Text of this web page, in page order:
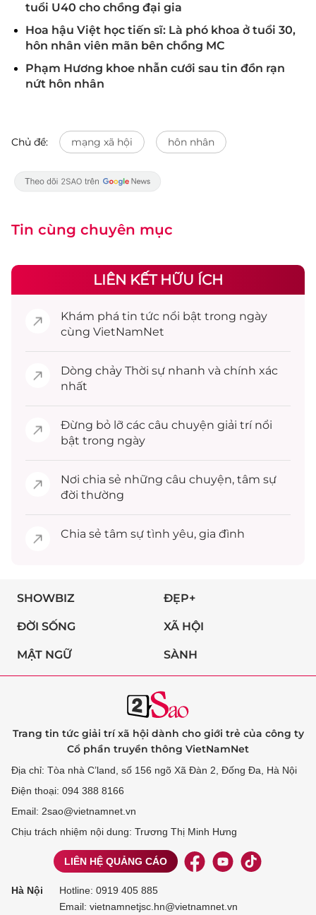
tuổi U40 cho chồng đại gia
Hoa hậu Việt học tiến sĩ: Là phó khoa ở tuổi 30,
hôn nhân viên mãn bên chồng MC
Phạm Hương khoe nhẫn cưới sau tin đồn rạn
nứt hôn nhân
Chủ đề: mạng xã hội hôn nhân
Tin cùng chuyên mục
LIÊN KẾT HỮU ÍCH
Khám phá tin tức nổi bật trong ngày
cùng VietNamNet
Dòng chảy Thời sự nhanh và chính xác
nhất
Đừng bỏ lỡ các câu chuyện giải trínổi
bật trong ngày
Nơi chia sẻ những câu chuyện, tâm sự
đời thường
Chia sẻ tâm sự tình yêu, gia đình
SHOWBIZ ĐẸP+
ĐỜI SỐNG XÃ HỘI
MẬT NGỮ SÀNH
Trang tin tức giải trí xã hội dành cho giới trẻ của công ty
Cổ phần truyền thông VietNamNet
Địa chỉ: Tòa nhà C’land, số 156 ngõ Xã Đàn 2, Đống Đa, Hà Nội
Điện thoại: 094 388 8166
Email: 2sao@vietnamnet.vn
Chịu trách nhiệm nội dung: Trương Thị Minh Hưng
LIÊN HỆ QUẢNG CÁO
Hà Nội Hotline: 0919 405 885
Email: vietnamnetjsc.hn@vietnamnet.vn